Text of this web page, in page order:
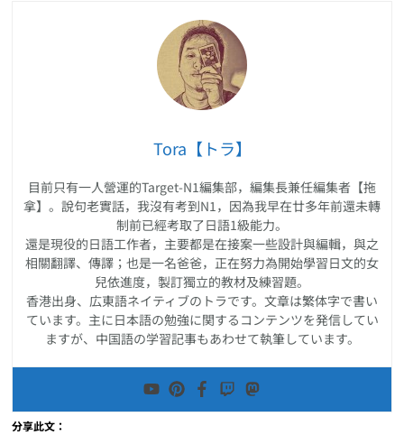
Tora【トラ】
目前只有一人營運的Target-N1編集部，編集長兼任編集者【拖
拿】。說句老實話，我沒有考到N1，因為我早在廿多年前還未轉
制前已經考取了日語1級能力。
還是現役的日語工作者，主要都是在接案一些設計與編輯，與之
相關翻譯、傳譯；也是一名爸爸，正在努力為開始學習日文的女
兒依進度，製訂獨立的教材及練習題。
香港出身、広東語ネイティブのトラです。文章は繁体字で書い
ています。主に日本語の勉強に関するコンテンツを発信してい
ますが、中国語の学習記事もあわせて執筆しています。
分享此文：